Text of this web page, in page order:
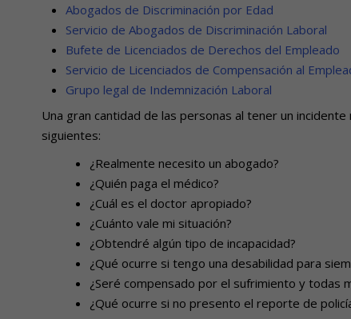
Abogados de Discriminación por Edad
Servicio de Abogados de Discriminación Laboral
Bufete de Licenciados de Derechos del Empleado
Servicio de Licenciados de Compensación al
Grupo legal de Indemnización Laboral
Una gran cantidad de las personas al tener un
siguientes:
¿Realmente necesito un abogado?
¿Quién paga el médico?
¿Cuál es el doctor apropiado?
¿Cuánto vale mi situación?
¿Obtendré algún tipo de incapacidad?
¿Qué ocurre si tengo una desabilidad para
¿Seré compensado por el sufrimiento y todas
¿Qué ocurre si no presento el reporte de